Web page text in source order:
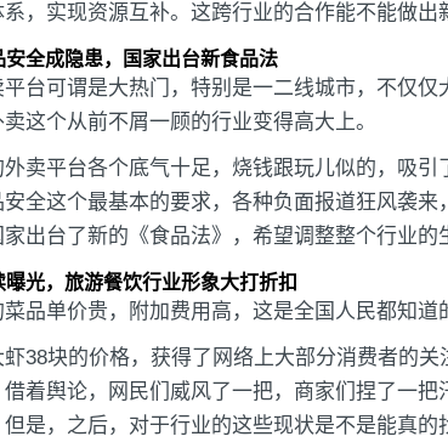
，实现资源互补。这跨行业的合作能不能做出
安全成隐患，国家出台新食品法
台可谓是大热门，特别是一二线城市，不仅
这个从前不屑一顾的行业变得高大上。
卖平台各个底气十足，烧钱跟玩儿似的，吸
全这个最基本的要求，各种负面报道狂风袭来
出台了新的《食品法》，希望调整整个行业的
光，旅游餐饮行业形象大打折扣
品单价贵，附加费用高，这是全国人民都知道
38块的价格，获得了网络上大部分消费者的
着舆论，网民们威风了一把，商家们捏了一
但是，之后，对于行业的这些现状是不是能真